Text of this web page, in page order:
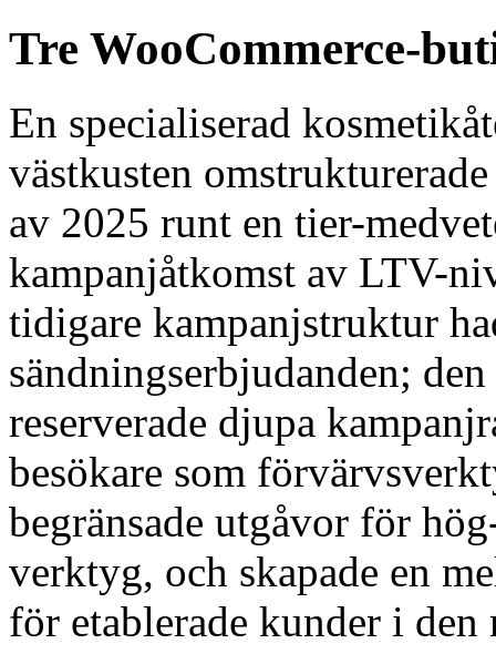
Tre WooCommerce-
En specialiserad
västkusten
av 2025 runt en tier-
kampanjåtkomst av LTV-
tidigare kampanjstruktur
sändningserbjudanden;
reserverade djupa
besökare som
begränsade utgåvor för
verktyg, och skapade en
för etablerade kunder i den